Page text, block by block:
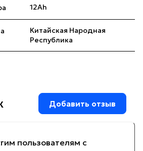
12Ah
Китайская Народная
Республика
пользователям с
Добавить отзыв